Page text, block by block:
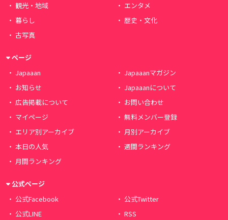
観光・地域
エンタメ
暮らし
歴史・文化
古写真
ページ
Japaaan
Japaaanマガジン
お知らせ
Japaaanについて
広告掲載について
お問い合わせ
マイページ
無料メンバー登録
エリア別アーカイブ
月別アーカイブ
本日の人気
週間ランキング
月間ランキング
公式ページ
公式Facebook
公式Twitter
公式LINE
RSS